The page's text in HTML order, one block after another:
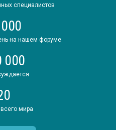
специалистов
на нашем форуме
000
мира